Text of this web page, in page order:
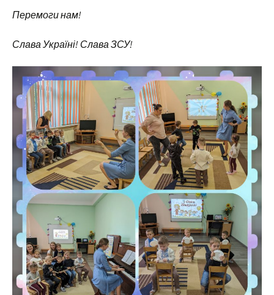
Перемоги нам!
Слава Україні! Слава ЗСУ!